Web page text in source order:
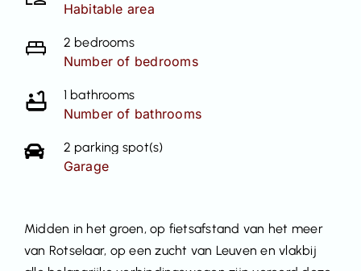
Habitable area
2 bedrooms
Number of bedrooms
1 bathrooms
Number of bathrooms
2 parking spot(s)
Garage
Midden in het groen, op fietsafstand van het meer
van Rotselaar, op een zucht van Leuven en vlakbij